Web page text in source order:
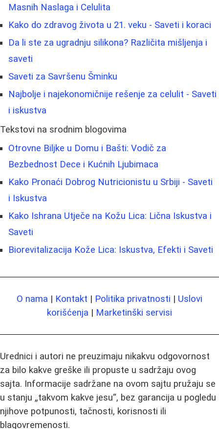
Masnih Naslaga i Celulita
Kako do zdravog života u 21. veku - Saveti i koraci
Da li ste za ugradnju silikona? Različita mišljenja i
saveti
Saveti za Savršenu Šminku
Najbolje i najekonomičnije rešenje za celulit - Saveti
i iskustva
Tekstovi na srodnim blogovima
Otrovne Biljke u Domu i Bašti: Vodič za
Bezbednost Dece i Kućnih Ljubimaca
Kako Pronaći Dobrog Nutricionistu u Srbiji - Saveti
i Iskustva
Kako Ishrana Utječe na Kožu Lica: Lična Iskustva i
Saveti
Biorevitalizacija Kože Lica: Iskustva, Efekti i Saveti
O nama | Kontakt | Politika privatnosti | Uslovi
korišćenja | Marketinški servisi
Urednici i autori ne preuzimaju nikakvu odgovornost
za bilo kakve greške ili propuste u sadržaju ovog
sajta. Informacije sadržane na ovom sajtu pružaju se
u stanju „takvom kakve jesu“, bez garancija u pogledu
njihove potpunosti, tačnosti, korisnosti ili
blagovremenosti.